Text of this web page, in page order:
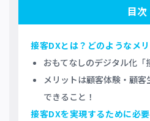
目次
接客DXとは？どのようなメ
おもてなしのデジタル化「
メリットは顧客体験・顧客
できること！
接客DXを実現するために必